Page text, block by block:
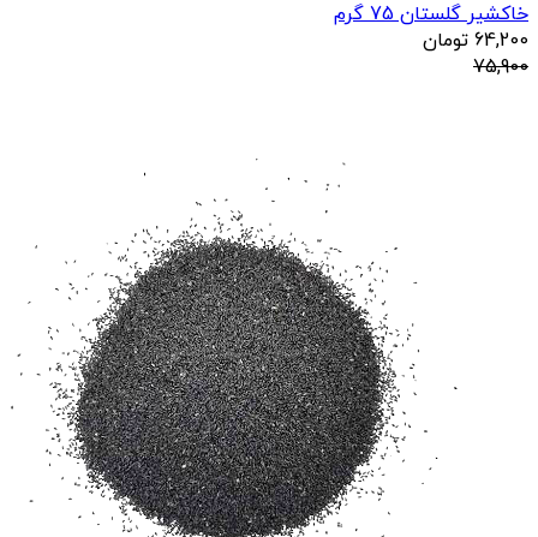
خاکشیر گلستان 75 گرم
64,200 تومان
75,900